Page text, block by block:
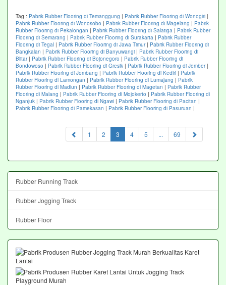
Tag : Pabrik Rubber Flooring di Temanggung | Pabrik Rubber Flooring di Wonogiri |
Pabrik Rubber Flooring di Wonosobo | Pabrik Rubber Flooring di Magelang | Pabrik
Rubber Flooring di Pekalongan | Pabrik Rubber Flooring di Salatiga | Pabrik Rubber
Flooring di Semarang | Pabrik Rubber Flooring di Surakarta | Pabrik Rubber
Flooring di Tegal | Pabrik Rubber Flooring di Jawa Timur| Pabrik Rubber Flooring di
Bangkalan | Pabrik Rubber Flooring di Banyuwangi | Pabrik Rubber Flooring di
Blitar| Pabrik Rubber Flooring di Bojonegoro | Pabrik Rubber Flooring di
Bondowoso | Pabrik Rubber Flooring di Gresik | Pabrik Rubber Flooring di Jember|
Pabrik Rubber Flooring di Jombang | Pabrik Rubber Flooring di Kediri | Pabrik
Rubber Flooring di Lamongan | Pabrik Rubber Flooring di Lumajang | Pabrik
Rubber Flooring di Madiun | Pabrik Rubber Flooring di Magetan | Pabrik Rubber
Flooring di Malang | Pabrik Rubber Flooring di Mojokerto | Pabrik Rubber Flooring di
Nganjuk | Pabrik Rubber Flooring di Ngawi | Pabrik Rubber Flooring di Pacitan |
Pabrik Rubber Flooring di Pamekasan | Pabrik Rubber Flooring di Pasuruan |
1 2 3 (current)
4 5 ... 69
Rubber Running Track
Rubber Jogging Track
Rubber Floor